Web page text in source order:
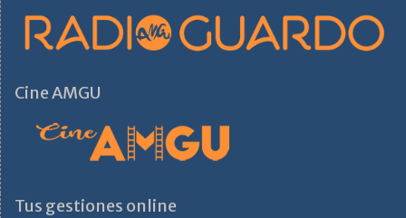
Cine AMGU
Tus gestiones online